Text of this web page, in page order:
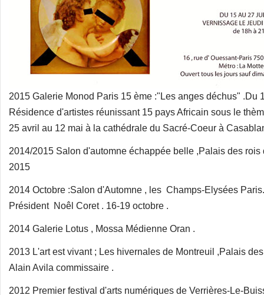
2015 Galerie Monod Paris 15 ème :"Les anges déchus" .Du
Résidence d'artistes réunissant 15 pays Africain sous le
25 avril au 12 mai à la cathédrale du Sacré-Coeur à
2014/2015 Salon d'automne échappée belle ,Palais des
2015
2014 Octobre :Salon d'Automne , les Champs-Elysées
Président Noêl Coret . 16-19 octobre .
2014 Galerie Lotus , Mossa Médienne Oran .
2013 L'art est vivant ; Les hivernales de Montreuil ,Palais
Alain Avila commissaire .
2012 Premier festival d'arts numériques de Verrières-Le-